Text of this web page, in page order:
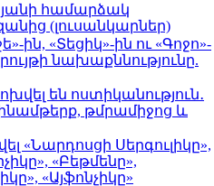
համարձակ
(լուսանկարներ)
ին, «Տեցիկ»-ին ու «Գոջո»-
նախաքննությունը.
են ոստիկանություն․
թմրամիջոց և
«Նարդոսցի Սերգուլիկը»,
«Բեթմենը»,
«Այֆոնչիկը»